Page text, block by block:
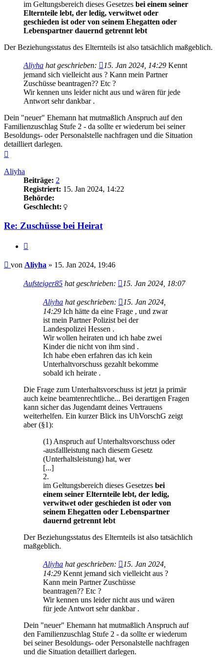
im Geltungsbereich dieses Gesetzes bei einem seiner
Elternteile lebt, der ledig, verwitwet oder
geschieden ist oder von seinem Ehegatten oder
Lebenspartner dauernd getrennt lebt
Der Beziehungsstatus des Elternteils ist also tatsächlich maßgeblich.
Aliyha hat geschrieben: 15. Jan 2024, 14:29 Kennt
jemand sich vielleicht aus ? Kann mein Partner
Zuschüsse beantragen?? Etc ?
Wir kennen uns leider nicht aus und wären für jede
Antwort sehr dankbar .
Dein "neuer" Ehemann hat mutmaßlich Anspruch auf den
Familienzuschlag Stufe 2 - da sollte er wiederum bei seiner
Besoldungs- oder Personalstelle nachfragen und die Situation
detailliert darlegen.
Aliyha
Beiträge: 2
Registriert: 15. Jan 2024, 14:22
Behörde:
Geschlecht:
Re: Zuschüsse bei Heirat
Beitrag
von Aliyha » 15. Jan 2024, 19:46
Aufsteiger85 hat geschrieben: 15. Jan 2024, 18:07
Aliyha hat geschrieben:
15. Jan 2024,
14:29 Ich hätte da eine Frage , und zwar
ist mein Partner Polizist bei der
Landespolizei Hessen .
Wir wollen heiraten und ich habe zwei
Kinder die nicht von ihm sind .
Ich habe eben erfahren das ich kein
Unterhaltvorschuss gezahlt bekomme
sobald ich heirate .
Die Frage zum Unterhaltsvorschuss ist jetzt ja primär
auch keine beamtenrechtliche... Bei derartigen Fragen
kann sicher das Jugendamt deines Vertrauens
weiterhelfen. Ein kurzer Blick ins UhVorschG zeigt
aber (§1):
(1) Anspruch auf Unterhaltsvorschuss oder
-ausfallleistung nach diesem Gesetz
(Unterhaltsleistung) hat, wer
[...]
2.
im Geltungsbereich dieses Gesetzes bei
einem seiner Elternteile lebt, der ledig,
verwitwet oder geschieden ist oder von
seinem Ehegatten oder Lebenspartner
dauernd getrennt lebt
Der Beziehungsstatus des Elternteils ist also tatsächlich
maßgeblich.
Aliyha hat geschrieben:
15. Jan 2024,
14:29 Kennt jemand sich vielleicht aus ?
Kann mein Partner Zuschüsse
beantragen?? Etc ?
Wir kennen uns leider nicht aus und wären
für jede Antwort sehr dankbar .
Dein "neuer" Ehemann hat mutmaßlich Anspruch auf
den Familienzuschlag Stufe 2 - da sollte er wiederum
bei seiner Besoldungs- oder Personalstelle nachfragen
und die Situation detailliert darlegen.